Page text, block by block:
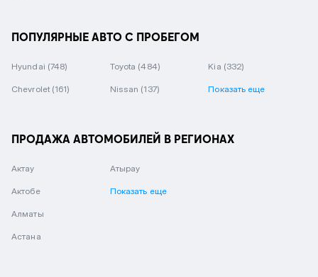
ПОПУЛЯРНЫЕ АВТО С ПРОБЕГОМ
Hyundai (748) Toyota (484) Kia (332)
Chevrolet (161) Nissan (137) Показать еще
ПРОДАЖА АВТОМОБИЛЕЙ В РЕГИОНАХ
Актау
Актобе
Алматы
Астана
Атырау
Показать еще